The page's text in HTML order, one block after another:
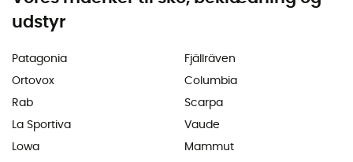
udstyr
Patagonia
Ortovox
Rab
La Sportiva
Lowa
Fjällräven
Columbia
Scarpa
Vaude
Mammut